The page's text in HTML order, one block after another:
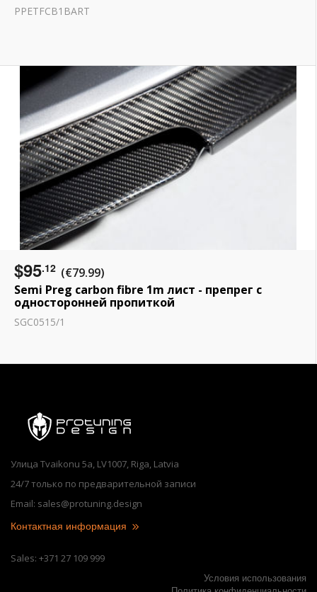
PPETFCB1BART
$95.12 (€79.99)
Semi Preg carbon fibre 1m лист - препрег с
односторонней пропиткой
SGC0515/1
Улица Tvaikonu 5a, LV1007, Riga, Latvia
24/7 только по предварительной записи
Email: sales@protuning.design
Контактная информация
Sales: +371 27 109 999
Условия использования